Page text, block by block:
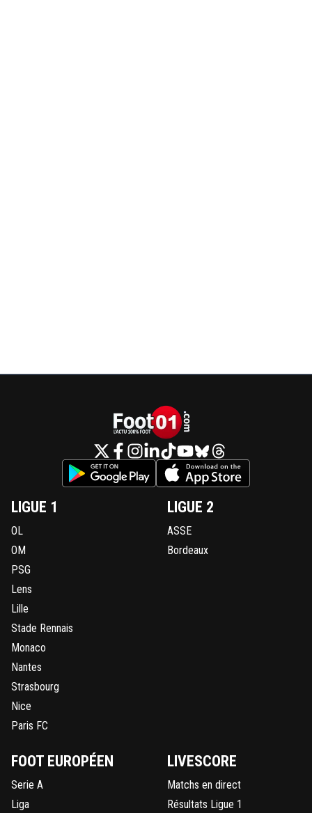
LIGUE 1
OL
OM
PSG
Lens
Lille
Stade Rennais
Monaco
Nantes
Strasbourg
Nice
Paris FC
LIGUE 2
ASSE
Bordeaux
FOOT EUROPÉEN
Serie A
Liga
LIVESCORE
Matchs en direct
Résultats Ligue 1